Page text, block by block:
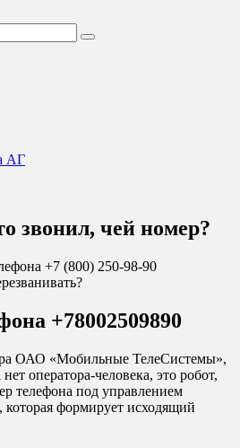
АГ
звонил, чей номер?
+7 (800) 250-98-90
+78002509890
ОАО «Мобильные ТелеСистемы»,
оператора-человека, это робот,
телефона под управлением
формирует исходящий